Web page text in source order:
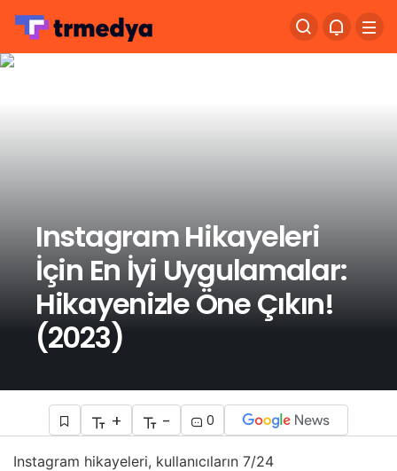
Instagram Hikayeleri
İçin En İyi Uygulamalar:
Hikayenizle Öne Çıkın!
(2023)
+ - 0
Instagram hikayeleri, kullanıcıların 7/24